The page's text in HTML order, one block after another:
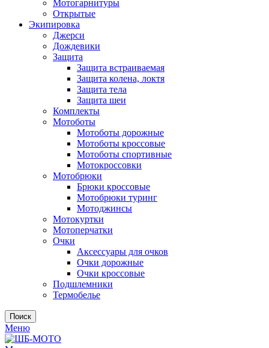
Мотогарнитуры
Открытые
Экипировка
Джерси
Дождевики
Защита
Защита встраиваемая
Защита колена, локтя
Защита тела
Защита шеи
Комплекты
Мотоботы
Мотоботы дорожные
Мотоботы кроссовые
Мотоботы спортивные
Мотокроссовки
Мотобрюки
Брюки кроссовые
Мотобрюки туринг
Мотоджинсы
Мотокуртки
Мотоперчатки
Очки
Аксессуары для очков
Очки дорожные
Очки кроссовые
Подшлемники
Термобелье
Поиск
Меню